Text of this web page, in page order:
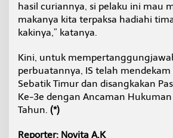
hasil curiannya, si pelaku ini mau
makanya kita terpaksa hadiahi
kakinya,” katanya.
Kini, untuk
perbuatannya, IS telah mendekam
Sebatik Timur dan disangkakan
Ke-3e dengan Ancaman Hukuman
Tahun. (*)
Reporter: Novita A.K